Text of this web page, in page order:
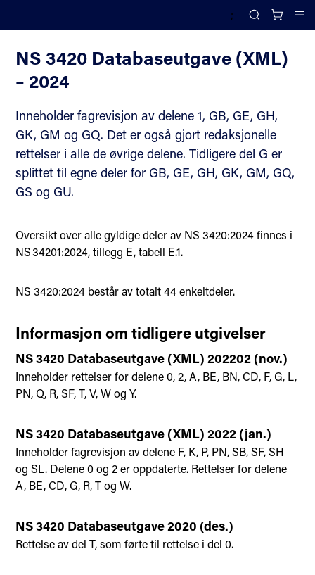
;
Search
NS 3420 Databaseutgave (XML)
– 2024
Inneholder fagrevisjon av delene 1, GB, GE, GH,
GK, GM og GQ. Det er også gjort redaksjonelle
rettelser i alle de øvrige delene. Tidligere del G er
splittet til egne deler for GB, GE, GH, GK, GM, GQ,
GS og GU.
Oversikt over alle gyldige deler av NS 3420:2024 finnes i
NS 34201:2024, tillegg E, tabell E.1.
NS 3420:2024 består av totalt 44 enkeltdeler.
Informasjon om tidligere utgivelser
NS 3420 Databaseutgave (XML) 202202 (nov.)
Inneholder rettelser for delene 0, 2, A, BE, BN, CD, F, G, L,
PN, Q, R, SF, T, V, W og Y.
NS 3420 Databaseutgave (XML) 2022 (jan.)
Inneholder fagrevisjon av delene F, K, P, PN, SB, SF, SH
og SL. Delene 0 og 2 er oppdaterte. Rettelser for delene
A, BE, CD, G, R, T og W.
NS 3420 Databaseutgave 2020 (des.)
Rettelse av del T, som førte til rettelse i del 0.